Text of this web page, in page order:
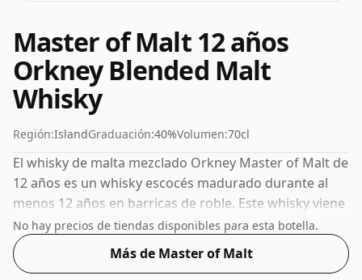
Master of Malt 12 años
Orkney Blended Malt
Whisky
Región:IslandGraduación:40%Volumen:70cl
El whisky de malta mezclado Orkney Master of Malt de
12 años es un whisky escocés madurado durante al
menos 12 años en barricas de roble. Este whisky viene
en una botella de 70 cl y se embotelló con una
concentración del 40%.
No hay precios de tiendas disponibles para esta botella.
Más de Master of Malt